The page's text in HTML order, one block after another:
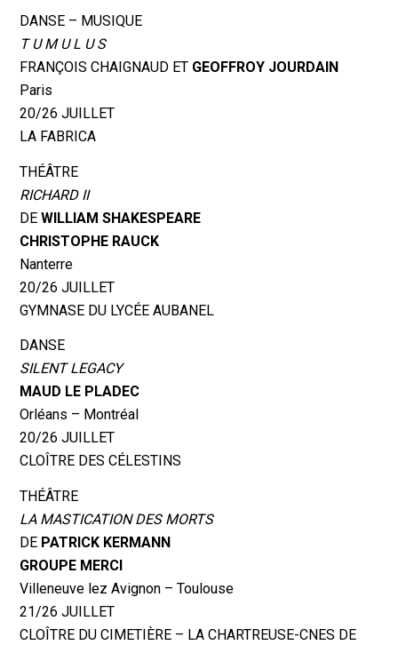
DANSE – MUSIQUE
T U M U L U S
FRANÇOIS CHAIGNAUD ET GEOFFROY JOURDAIN
Paris
20/26 JUILLET
LA FABRICA
THÉÂTRE
RICHARD II
DEWILLIAM SHAKESPEARE
CHRISTOPHE RAUCK
Nanterre
20/26 JUILLET
GYMNASE DU LYCÉE AUBANEL
DANSE
SILENT LEGACY
MAUD LE PLADEC
Orléans – Montréal
20/26 JUILLET
CLOÎTRE DES CÉLESTINS
THÉÂTRE
LA MASTICATION DES MORTS
DE PATRICK KERMANN
GROUPE MERCI
Villeneuve lez Avignon – Toulouse
21/26 JUILLET
CLOÎTRE DU CIMETIÈRE – LA CHARTREUSE-CNES DE